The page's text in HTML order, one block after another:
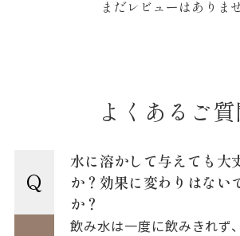
まだレビューはありま
よくあるご
Q
水に溶かして与えても大
か？効果に変わりはない
か？
飲み水は一度に飲みきれず